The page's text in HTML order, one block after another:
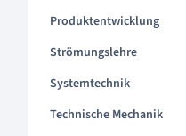
Produktentwicklung
Strömungslehre
Systemtechnik
Technische Mechanik